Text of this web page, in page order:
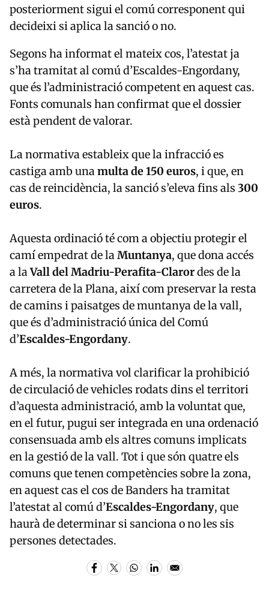
posteriorment sigui el comú corresponent qui
decideixi si aplica la sanció o no.
Segons ha informat el mateix cos, l’atestat ja
s’ha tramitat al comú d’Escaldes-Engordany,
que és l’administració competent en aquest cas.
Fonts comunals han confirmat que el dossier
està pendent de valorar.
La normativa estableix que la infracció es
castiga amb una multa de 150 euros, i que, en
cas de reincidència, la sanció s’eleva fins als 300
euros.
Aquesta ordinació té com a objectiu protegir el
camí empedrat de la Muntanya, que dona accés
a laVall del Madriu-Perafita-Clarordes de la
carretera de la Plana, així com preservar la resta
de camins i paisatges de muntanya de la vall,
que és d’administració única del Comú
d’Escaldes-Engordany.
A més, la normativa vol clarificar la prohibició
de circulació de vehicles rodats dins el territori
d’aquesta administració, amb la voluntat que,
en el futur, pugui ser integrada en una ordenació
consensuada amb els altres comuns implicats
en la gestió de la vall. Tot i que són quatre els
comuns que tenen competències sobre la zona,
en aquest cas el cos de Banders ha tramitat
l’atestat al comú d’Escaldes-Engordany, que
haurà de determinar si sanciona o no les sis
persones detectades.